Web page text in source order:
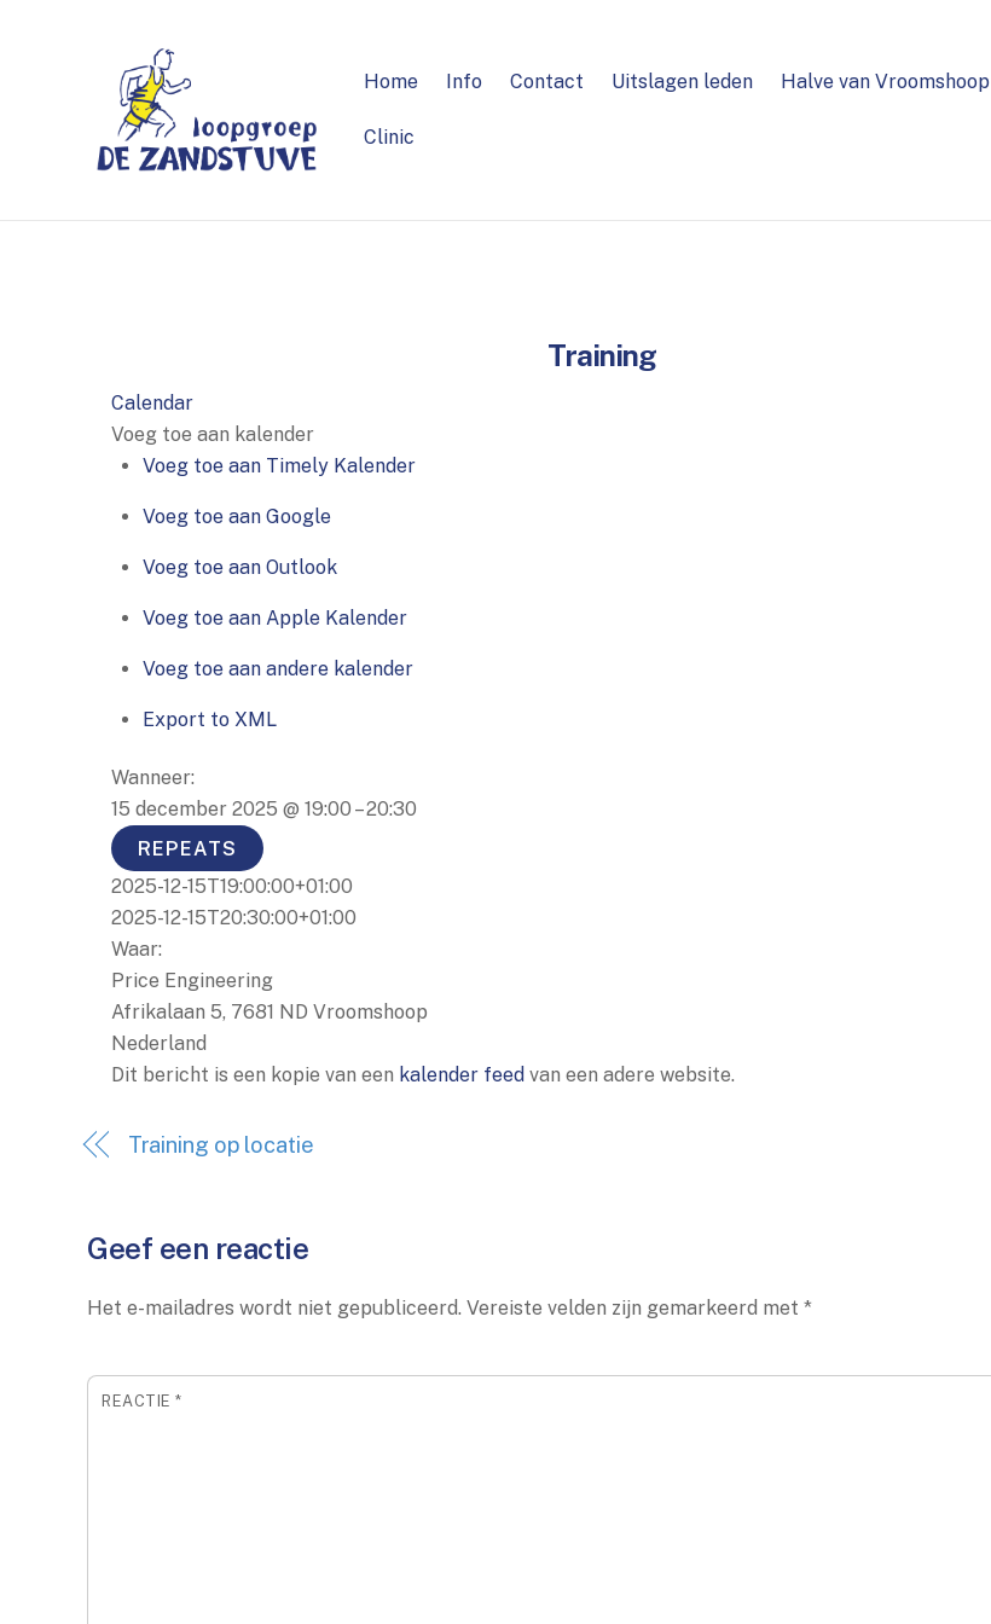
Home Info Contact Uitslagen leden Halve van Vroomshoop
Clinic
Training
Calendar
Voeg toe aan kalender
Voeg toe aan Timely Kalender
Voeg toe aan Google
Voeg toe aan Outlook
Voeg toe aan Apple Kalender
Voeg toe aan andere kalender
Export to XML
Wanneer:
15 december 2025 @ 19:00 – 20:30
REPEATS
2025-12-15T19:00:00+01:00
2025-12-15T20:30:00+01:00
Waar:
Price Engineering
Afrikalaan 5, 7681 ND Vroomshoop
Nederland
Dit bericht is een kopie van een kalender feed van een adere website.
Training op locatie
Geef een reactie
Het e-mailadres wordt niet gepubliceerd. Vereiste velden zijn gemarkeerd met *
REACTIE*